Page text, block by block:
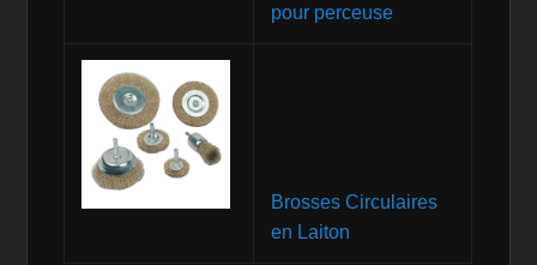
pour perceuse
Brosses Circulaires
en Laiton